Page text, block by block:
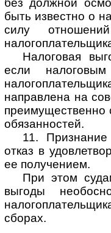
без должной
быть известно о
силу
Налоговая
если
направлена на
преимущественно
обязанностей.
11.
отказ в
ее получением.
При этом
выгоды
сборах.